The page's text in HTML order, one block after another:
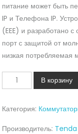
питание может быть
IP и Телефона IP.
(EEE) и разработано
порт с защитой от
низкая потребляемая
Количество
Коммутатор
TEG1009PEI-
8-
В корзину
Категория:
Производитель: Tenda